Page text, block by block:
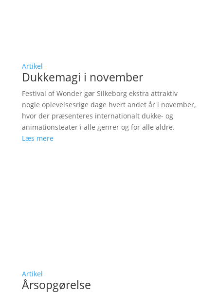
Artikel
Dukkemagi i november
Festival of Wonder gør Silkeborg ekstra attraktiv
nogle oplevelsesrige dage hvert andet år i november,
hvor der præsenteres internationalt dukke- og
animationsteater i alle genrer og for alle aldre.
Læs mere
Artikel
Årsopgørelse